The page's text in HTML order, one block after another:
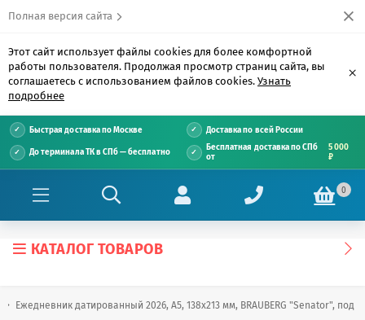
Полная версия сайта
Этот сайт использует файлы cookies для более комфортной
работы пользователя. Продолжая просмотр страниц сайта, вы
соглашаетесь с использованием файлов cookies. Узнать
подробнее
×
Быстрая доставка по Москве Доставка по всей России
До терминала ТК в СПб — бесплатно
Бесплатная доставка по СПб
от
5 000
₽
0
КАТАЛОГ ТОВАРОВ
Ежедневник датированный 2026, А5, 138x213 мм, BRAUBERG "Senator", под